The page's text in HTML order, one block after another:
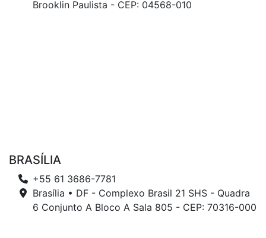
Brooklin Paulista - CEP: 04568-010
BRASÍLIA
+55 61 3686-7781
Brasília • DF - Complexo Brasil 21 SHS - Quadra
6 Conjunto A Bloco A Sala 805 - CEP: 70316-000